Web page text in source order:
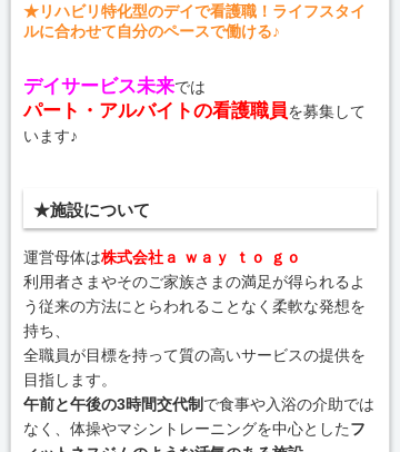
★リハビリ特化型のデイで看護職！ライフスタイ
ルに合わせて自分のペースで働ける♪
デイサービス未来では
パート・アルバイトの看護職員を募集して
います♪
★施設について
運営母体は株式会社ａ ｗａｙ ｔｏ ｇｏ
利用者さまやそのご家族さまの満足が得られるよ
う従来の方法にとらわれることなく柔軟な発想を
持ち、
全職員が目標を持って質の高いサービスの提供を
目指します。
午前と午後の3時間交代制 で食事や入浴の介助では
なく、体操やマシントレーニングを中心としたフ